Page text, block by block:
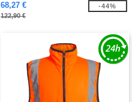
68,27 €
122,90 €
-44%